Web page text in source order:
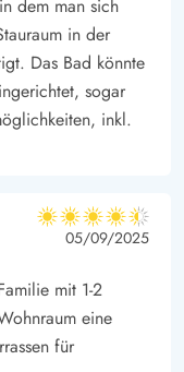
dem man sich
in der
Das Bad könnte
sogar
inkl.
4.5 von 5
4.5 von 5
4.5 out of 5
05/09/2025
mit 1-2
eine
für